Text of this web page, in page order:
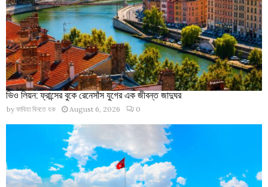
ভিও লিয়ন: ফ্রান্সের বুকে রেনেসাঁস যুগের এক জীবন্ত জাদুঘর
by ফাবিহা বিনতে হক August 6, 2026 0